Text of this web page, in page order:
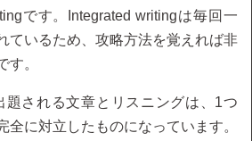
です。Integrated writingは毎回一
ているため、攻略方法を覚えれば非
す。
題される文章とリスニングは、1つ
全に対立したものになっています。